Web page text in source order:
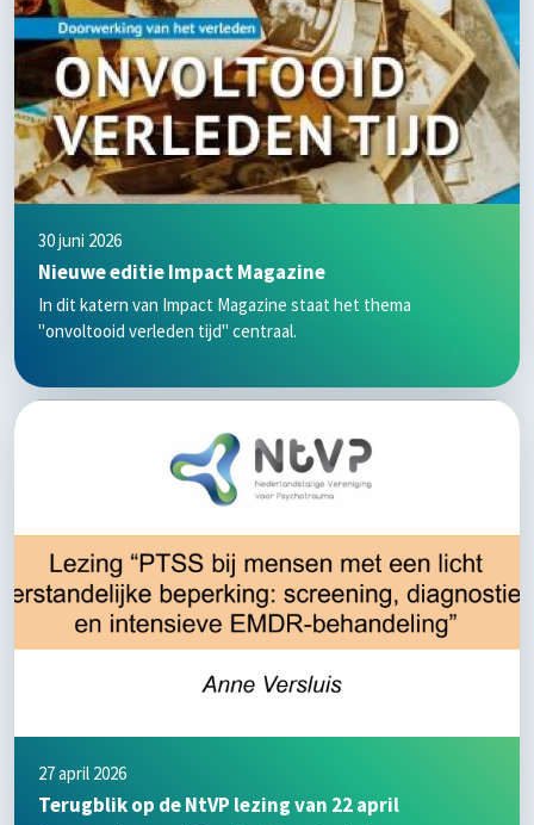
30 juni 2026
Nieuwe editie Impact Magazine
In dit katern van Impact Magazine staat het thema
"onvoltooid verleden tijd" centraal.
27 april 2026
Terugblik op de NtVP lezing van 22 april